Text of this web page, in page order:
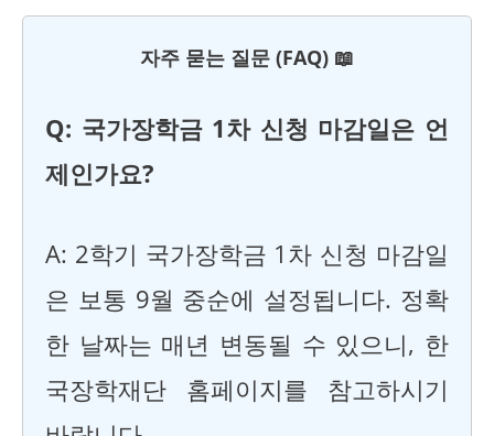
자주 묻는 질문 (FAQ) 📖
Q: 국가장학금 1차 신청 마감일은 언
제인가요?
A: 2학기 국가장학금 1차 신청 마감일
은 보통 9월 중순에 설정됩니다. 정확
한 날짜는 매년 변동될 수 있으니, 한
국장학재단 홈페이지를 참고하시기